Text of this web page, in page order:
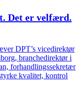
Det er velfærd.
DPT’s vicedirektør
branchedirektør i
forhandlingssekretær
kvalitet, kontrol